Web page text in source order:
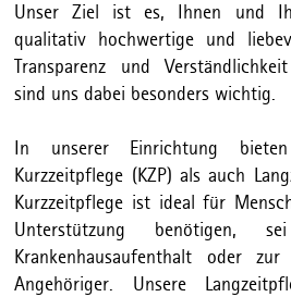
Unser Ziel ist es, Ihnen und
qualitativ hochwertige und
Transparenz und
sind uns dabei besonders wichtig.
In unserer Einrichtung
Kurzzeitpflege (KZP) als auch
Kurzzeitpflege ist ideal für
Unterstützung benötigen,
Krankenhausaufenthalt oder
Angehöriger. Unsere